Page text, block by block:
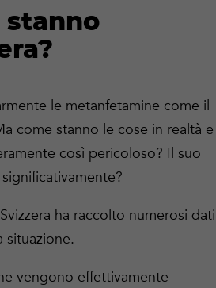
stanno
le metanfetamine come il
come stanno le cose in realtà e
così pericoloso? Il suo
ha raccolto numerosi
situazione.
vengono effettivamente